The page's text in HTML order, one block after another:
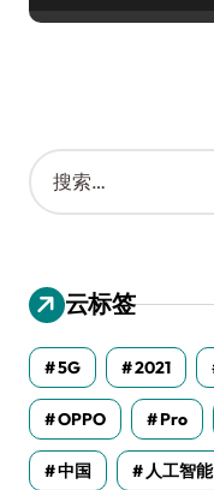
搜
索
：
云标签
5G 2021
OPPO Pro
中国 人工智能